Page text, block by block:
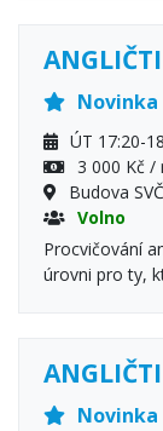
Novinka
ÚT 17:20-
3 000 Kč /
Budova SVČ
Volno
Procvičování
úrovni pro ty,
Novinka